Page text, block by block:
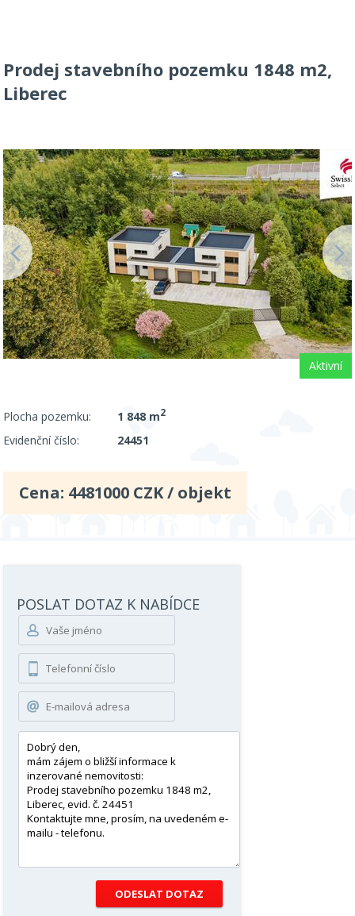
Prodej stavebního pozemku 1848 m2,
Liberec
Aktivní
Plocha pozemku: 1 848 m2
Evidenční číslo: 24451
Cena: 4481000 CZK / objekt
POSLAT DOTAZ K NABÍDCE